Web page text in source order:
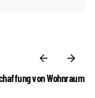
von Wohnraum